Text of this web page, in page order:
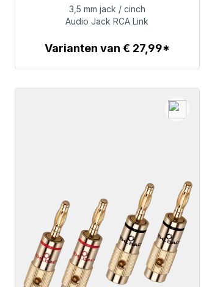
€ 32,99
Details
3,5 mm jack / cinch
Audio Jack RCA Link
Varianten van € 27,99*